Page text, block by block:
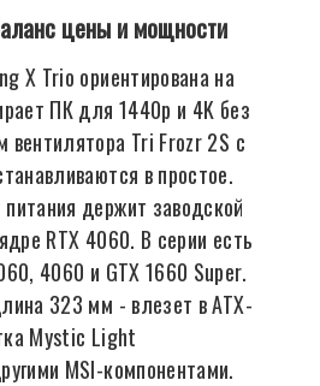
цены и мощности
X Trio ориентирована на
ПК для 1440p и 4K без
Tri Frozr 2S с
в простое.
держит заводской
RTX 4060. В серии есть
4060 и GTX 1660 Super.
323 мм - влезет в ATX-
Mystic Light
MSI-компонентами.